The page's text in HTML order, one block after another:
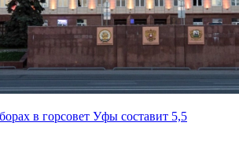
в горсовет Уфы составит 5,5